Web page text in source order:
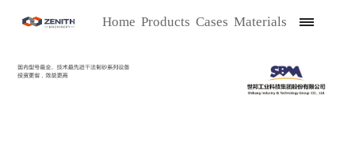
Home Products Cases Materials